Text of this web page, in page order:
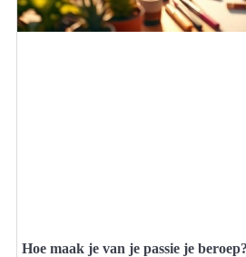
Hoe maak je van je passie je beroep?